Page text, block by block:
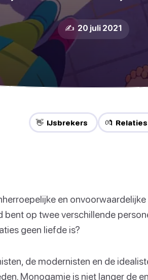
✍️ 20 juli 2021
👋 IJsbrekers 💏 Relaties
en onvoorwaardelijke
bent op twee verschillende
geen liefde is?
de modernisten en de
Monogamie is niet langer de